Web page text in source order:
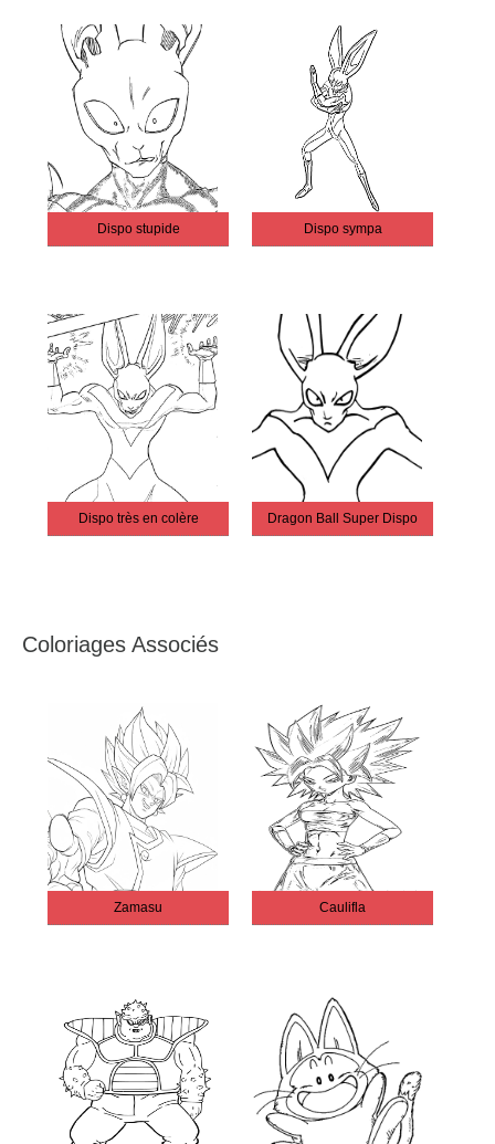
Dispo stupide Dispo sympa
Dispo très en colère Dragon Ball Super Dispo
Coloriages Associés
Zamasu Caulifla